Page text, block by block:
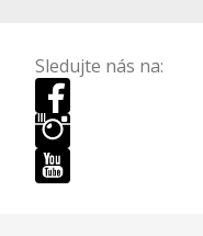
Sledujte nás na: